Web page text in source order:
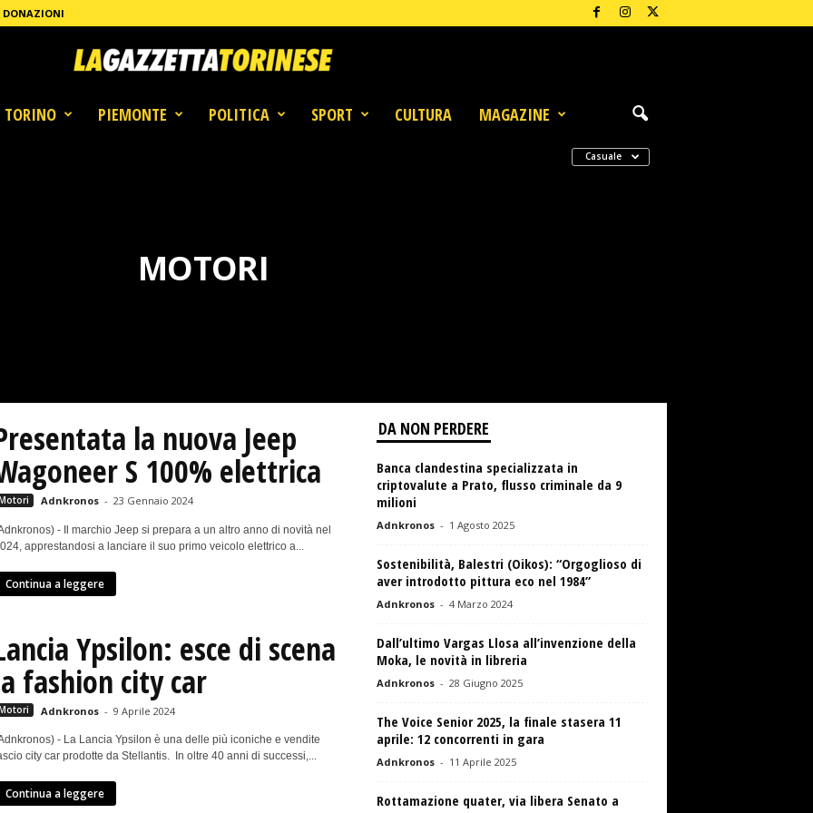
DONAZIONI
TORINO PIEMONTE POLITICA SPORT CULTURA MAGAZINE
Casuale
MOTORI
la nuova Jeep
S 100% elettrica
Adnkronos - 23 Gennaio 2024
- Il marchio Jeep si prepara a un altro anno di novità nel
apprestandosi a lanciare il suo primo veicolo elettrico a...
Continua a leggere
Ypsilon: esce di scena
fashion city car
Adnkronos - 9 Aprile 2024
- La Lancia Ypsilon è una delle più iconiche e vendite
city car prodotte da Stellantis. In oltre 40 anni di successi,...
Continua a leggere
DA NON PERDERE
Banca clandestina specializzata in
criptovalute a Prato, flusso criminale da 9
milioni
Adnkronos - 1 Agosto 2025
Sostenibilità, Balestri (Oikos): “Orgoglioso di
aver introdotto pittura eco nel 1984”
Adnkronos - 4 Marzo 2024
Dall’ultimo Vargas Llosa all’invenzione della
Moka, le novità in libreria
Adnkronos - 28 Giugno 2025
The Voice Senior 2025, la finale stasera 11
aprile: 12 concorrenti in gara
Adnkronos - 11 Aprile 2025
Rottamazione quater, via libera Senato a